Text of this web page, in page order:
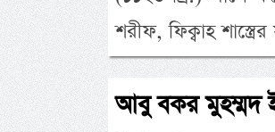
শরীফ, ফিক্বাহ
আবু বকর মুহম্মদ